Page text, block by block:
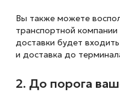
Вы также можете
транспортной
доставки будет
и доставка до
2. До порога